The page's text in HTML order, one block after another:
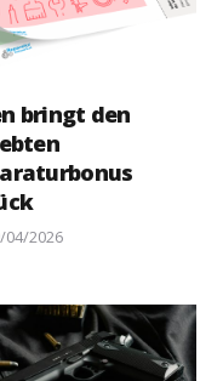
bringt den
04/2026